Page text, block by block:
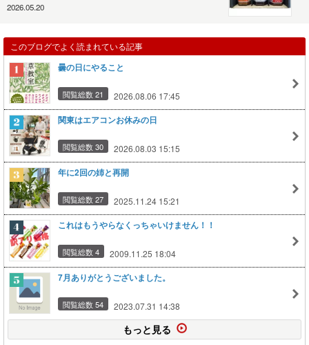
2026.05.20
このブログでよく読まれている記事
曇の日にやること
閲覧総数 21 2026.08.06 17:45
関東はエアコンお休みの日
閲覧総数 30 2026.08.03 15:15
年に2回の姉と再開
閲覧総数 27 2025.11.24 15:21
これはもうやらなくっちゃいけません！！
閲覧総数 4 2009.11.25 18:04
7月ありがとうございました。
閲覧総数 54 2023.07.31 14:38
もっと見る